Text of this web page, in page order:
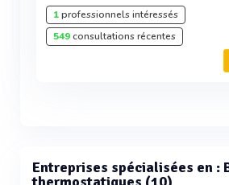
1professionnels intéressés
549consultations récentes
Entreprises spécialisées en :